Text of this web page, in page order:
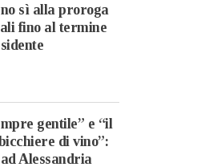
sì alla proroga
fino al termine
gentile” e “il
di vino”:
Alessandria